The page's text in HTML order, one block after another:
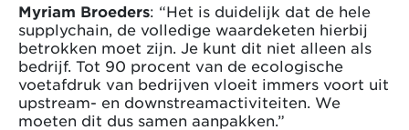
Myriam Broeders: “Het is duidelijk dat de hele
supplychain, de volledige waardeketen hierbij
betrokken moet zijn. Je kunt dit niet alleen als
bedrijf. Tot 90 procent van de ecologische
voetafdruk van bedrijven vloeit immers voort uit
upstream- en downstreamactiviteiten. We
moeten dit dus samen aanpakken.”